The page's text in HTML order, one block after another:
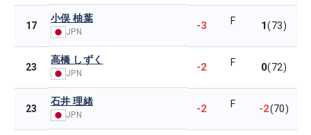
17
小俣 柚葉
JPN -3 F 1(73)
23
高橋 しずく
JPN -2 F 0(72)
23
石井 理緒
JPN -2 F -2(70)